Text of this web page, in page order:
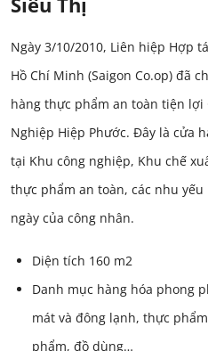
Ngày 3/10/2010, Liên hiệp Hợp
Hồ Chí Minh (Saigon Co.op) đã
hàng thực phẩm an toàn tiện lợi
Nghiệp Hiệp Phước. Đây là cửa
tại Khu công nghiệp, Khu chế
thực phẩm an toàn, các nhu
ngày của công nhân.
Diện tích 160 m2
Danh mục hàng hóa phong
mát và đông lạnh, thực
phẩm, đồ dùng…